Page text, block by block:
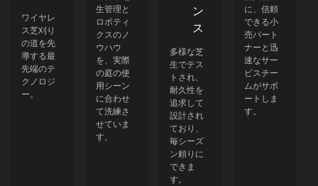
ワイヤレ
ス芝刈り
の道を先
導する最
先端のテ
クノロジ
ー。
生管理と
ロボティ
クスのノ
ウハウ
を、実際
の庭の使
用シーン
に合わせ
て洗練さ
せていま
す。
ン
ス
多様な芝
生でテス
トされ、
耐久性を
追求して
設計され
ており、
毎シーズ
ン頼りに
できま
す。
に、信頼
できる小
売パート
ナーと迅
速なサー
ビスチー
ムがサポ
ートしま
す。